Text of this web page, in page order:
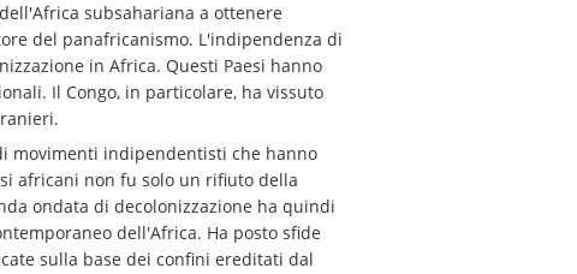
subsahariana a ottenere
del panafricanismo. L'indipendenza di
in Africa. Questi Paesi hanno
Il Congo, in particolare, ha vissuto
movimenti indipendentisti che hanno
africani non fu solo un rifiuto della
ondata di decolonizzazione ha quindi
dell'Africa. Ha posto sfide
sulla base dei confini ereditati dal